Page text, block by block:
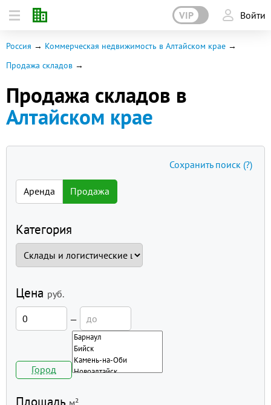
VIP Войти
Россия
Коммерческая недвижимость в Алтайском крае
Продажа складов
Продажа складов в
Алтайском крае
Аренда Продажа
Категория
Цена руб.
—
Город
Площадь м²
Сохранить поиск (?)